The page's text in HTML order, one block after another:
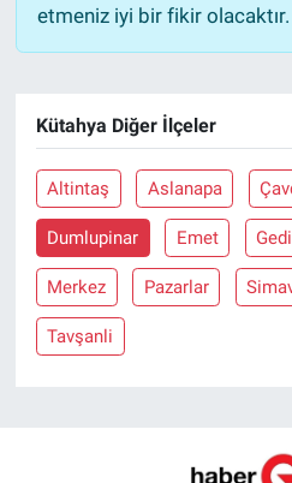
etmeniz iyi bir fikir olacaktır.
Kütahya Diğer İlçeler
Altintaş Aslanapa
Dumlupinar Emet
Merkez Pazarlar
Tavşanli